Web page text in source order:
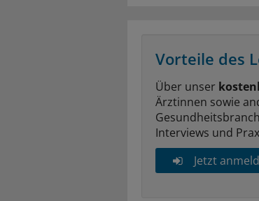
Vorteile des
Über unser
Ärztinnen sowie
Interviews und
Jetzt